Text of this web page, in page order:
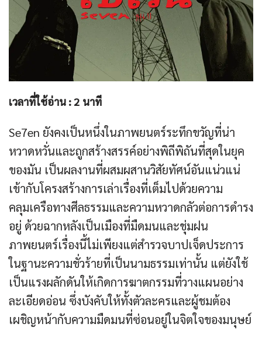
เวลาที่ใช้อ่าน :2 นาที
Se7en ยังคงเป็นหนึ่งในภาพยนตร์ระทึกขวัญที่น่า
หวาดหวั่นและถูกสร้างสรรค์อย่างพิถีพิถันที่สุดในยุค
ของมัน เป็นผลงานที่ผสมผสานวิสัยทัศน์อันแน่วแน่
เข้ากับโครงสร้างการเล่าเรื่องที่เต็มไปด้วยความ
คลุมเครือทางศีลธรรมและความหวาดกลัวต่อการดำรง
อยู่ ด้วยฉากหลังเป็นเมืองที่มืดมนและชุ่มฝน
ภาพยนตร์เรื่องนี้ไม่เพียงแต่สำรวจบาปเจ็ดประการ
ในฐานะความชั่วร้ายที่เป็นนามธรรมเท่านั้น แต่ยังใช้
เป็นแรงผลักดันให้เกิดการฆาตกรรมที่วางแผนอย่าง
ละเอียดอ่อน ซึ่งบังคับให้ทั้งตัวละครและผู้ชมต้อง
เผชิญหน้ากับความมืดมนที่ซ่อนอยู่ในจิตใจของมนุษย์